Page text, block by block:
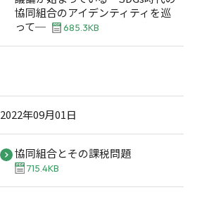
協同組合のアイデンティティを巡
って─
685.3KB
2022年09月01日
協同組合とその課税問題
715.4KB